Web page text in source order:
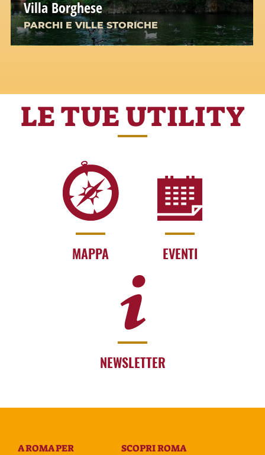
Villa Borghese
PARCHI E VILLE STORICHE
LE TUE UTILITY
MAPPA EVENTI
NEWSLETTER
A ROMA PER SCOPRI ROMA